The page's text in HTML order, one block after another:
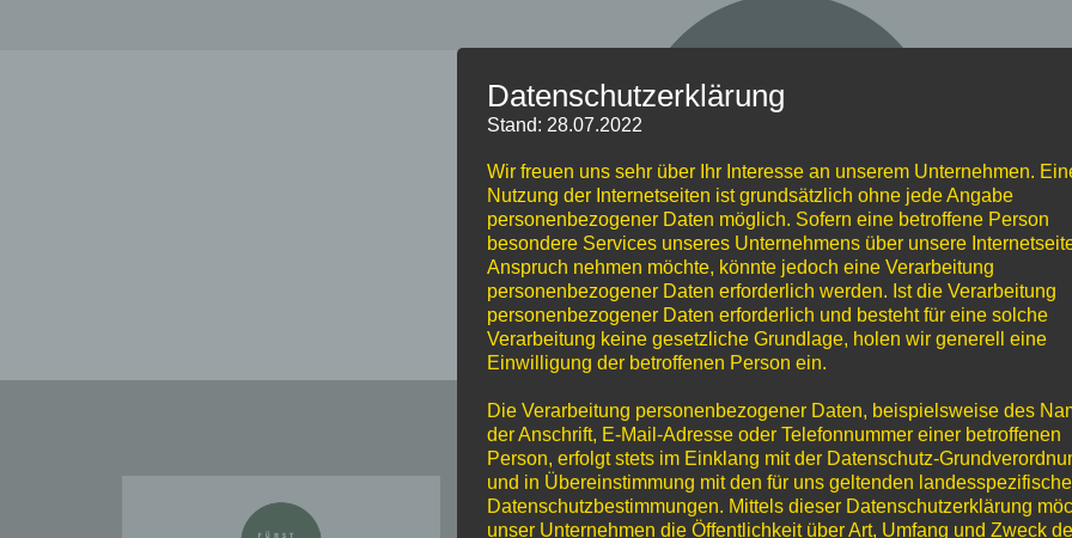
Datenschutzerklärung
Stand: 28.07.2022
Wir freuen uns sehr über Ihr Interesse an unserem Unternehmen.
Nutzung der Internetseiten ist grundsätzlich ohne jede Angabe
personenbezogener Daten möglich. Sofern eine betroffene Person
besondere Services unseres Unternehmens über unsere
Anspruch nehmen möchte, könnte jedoch eine Verarbeitung
personenbezogener Daten erforderlich werden. Ist die Verarbeitung
personenbezogener Daten erforderlich und besteht für eine solche
Verarbeitung keine gesetzliche Grundlage, holen wir generell eine
Einwilligung der betroffenen Person ein.
Die Verarbeitung personenbezogener Daten, beispielsweise des
der Anschrift, E-Mail-Adresse oder Telefonnummer einer betroffenen
Person, erfolgt stets im Einklang mit der Datenschutz-
und in Übereinstimmung mit den für uns geltenden
Datenschutzbestimmungen. Mittels dieser Datenschutzerklärung
unser Unternehmen die Öffentlichkeit über Art, Umfang und Zweck